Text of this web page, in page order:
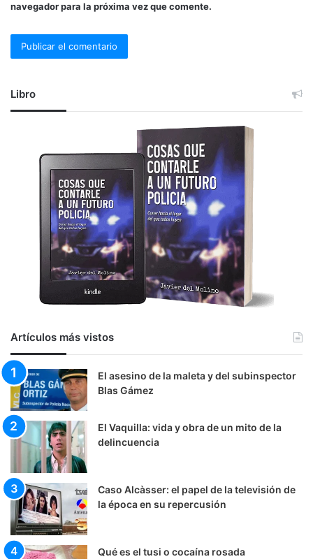
navegador para la próxima vez que comente.
Libro
Artículos más vistos
El asesino de la maleta y del subinspector
Blas Gámez
El Vaquilla: vida y obra de un mito de la
delincuencia
Caso Alcàsser: el papel de la televisión de
la época en su repercusión
Qué es el tusi o cocaína rosada